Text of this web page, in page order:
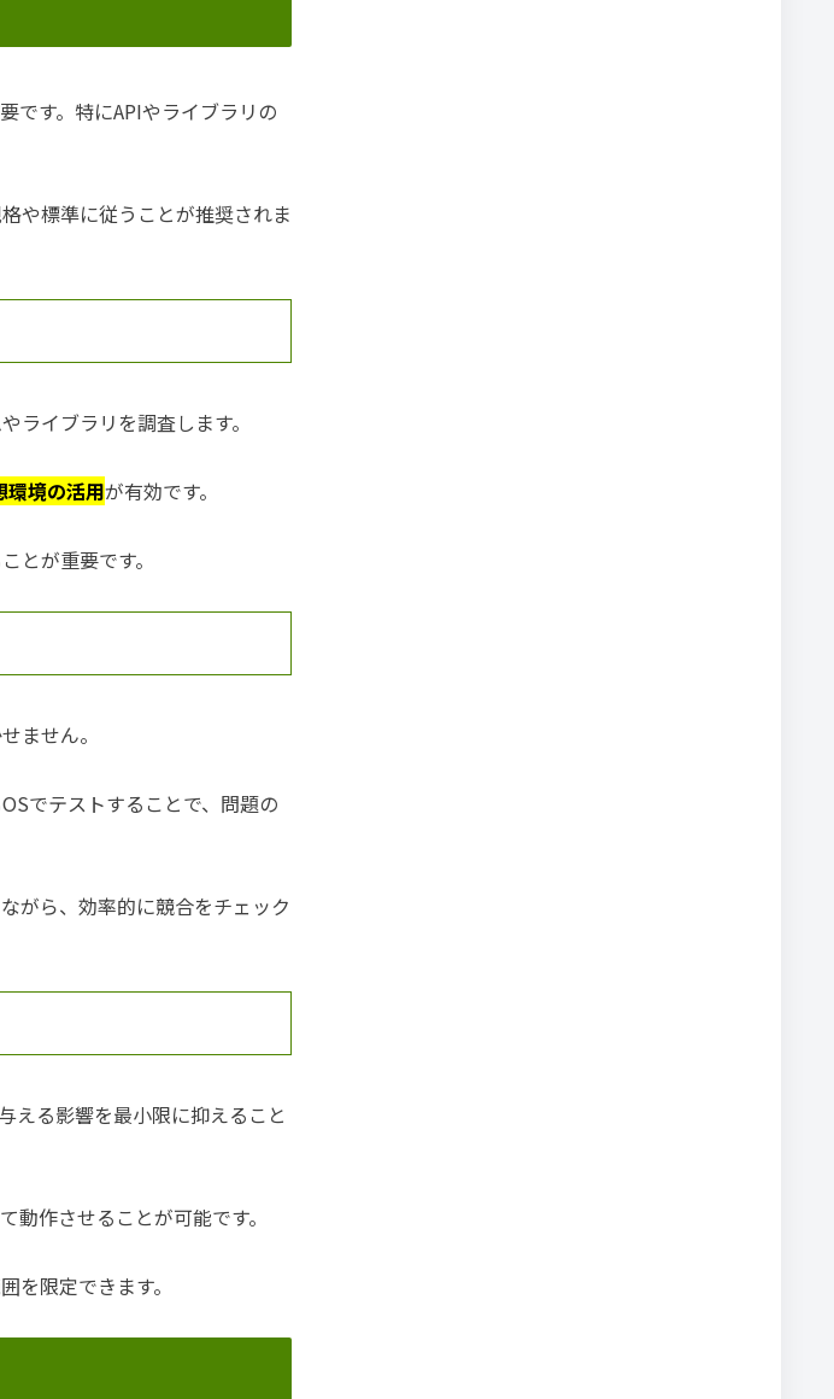
です。特にAPIやライブラリの
や標準に従うことが推奨されま
ライブラリを調査します。
環境の活用が有効です。
とが重要です。
ません。
でテストすることで、問題の
がら、効率的に競合をチェック
える影響を最小限に抑えること
作させることが可能です。
を限定できます。